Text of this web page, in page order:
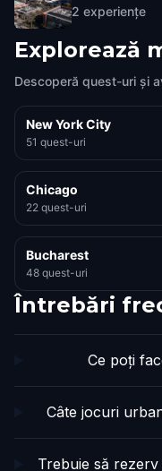
2 experiențe
Explorează
Descoperă quest-uri și
New York City
51 quest-uri
Chicago
22 quest-uri
Bucharest
48 quest-uri
Întrebări
Ce poți
Câte jocuri
Trebuie să